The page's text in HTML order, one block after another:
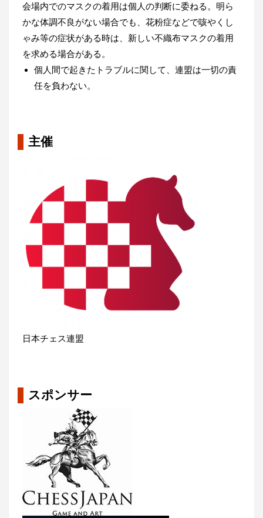
会場内でのマスクの着用は個人の判断に委ねる。明ら
かな体調不良がない場合でも、花粉症などで咳やくし
ゃみ等の症状がある時は、新しい不織布マスクの着用
を求める場合がある。
個人間で起きたトラブルに関して、連盟は一切の責
任を負わない。
主催
日本チェス連盟
スポンサー